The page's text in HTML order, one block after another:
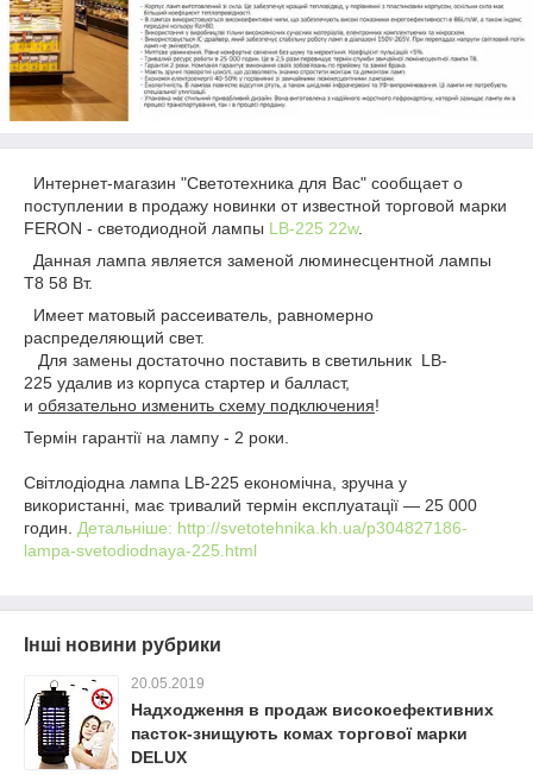
Интернет-магазин "Светотехника для Вас" сообщает о
поступлении в продажу новинки от известной торговой марки
FERON - светодиодной лампы LB-225 22w.
Данная лампа является заменой люминесцентной лампы
Т8 58 Вт.
Имеет матовый рассеиватель, равномерно
распределяющий свет.
Для замены достаточно поставить в светильник LB-
225 удалив из корпуса стартер и балласт,
и обязательно изменить схему подключения!
Термін гарантії на лампу - 2 роки.
Світлодіодна лампа LB-225 економічна, зручна у
використанні, має тривалий термін експлуатації ― 25 000
годин. Детальніше: http://svetotehnika.kh.ua/p304827186-
lampa-svetodiodnaya-225.html
Інші новини рубрики
20.05.2019
Надходження в продаж високоефективних
пасток-знищують комах торгової марки
DELUX